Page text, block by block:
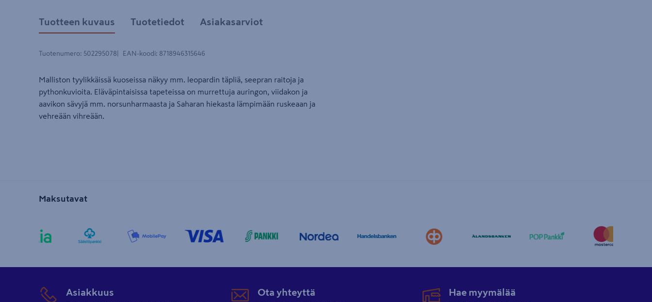
Tuotteen kuvaus Tuotetiedot Asiakasarviot
Tuotenumero: 502295078 EAN-koodi: 8718946315646
Malliston tyylikkäissä kuoseissa näkyy mm. leopardin täpliä, seepran raitoja ja
pythonkuvioita. Eläväpintaisissa tapeteissa on murrettuja auringon, viidakon ja
aavikon sävyjä mm. norsunharmaasta ja Saharan hiekasta lämpimään ruskeaan ja
vehreään vihreään.
Maksutavat
Asiakkuus Ota yhteyttä Hae myymälää